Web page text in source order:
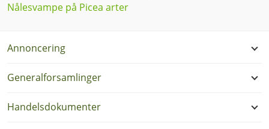
Nålesvampe på Picea arter
Annoncering
Generalforsamlinger
Handelsdokumenter